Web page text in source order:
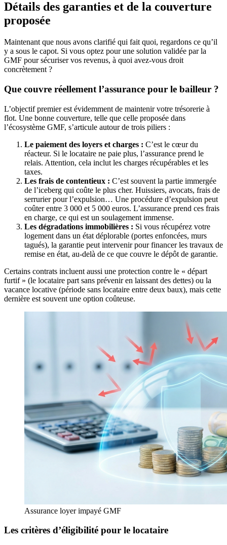
Détails des garanties et de la couverture
proposée
Maintenant que nous avons clarifié qui fait quoi, regardons ce qu’il
y a sous le capot. Si vous optez pour une solution validée par la
GMF pour sécuriser vos revenus, à quoi avez-vous droit
concrètement ?
Que couvre réellement l’assurance pour le bailleur ?
L’objectif premier est évidemment de maintenir votre trésorerie à
flot. Une bonne couverture, telle que celle proposée dans
l’écosystème GMF, s’articule autour de trois piliers :
Le paiement des loyers et charges : C’est le cœur du
réacteur. Si le locataire ne paie plus, l’assurance prend le
relais. Attention, cela inclut les charges récupérables et les
taxes.
Les frais de contentieux : C’est souvent la partie immergée
de l’iceberg qui coûte le plus cher. Huissiers, avocats, frais de
serrurier pour l’expulsion… Une procédure d’expulsion peut
coûter entre 3 000 et 5 000 euros. L’assurance prend ces frais
en charge, ce qui est un soulagement immense.
Les dégradations immobilières : Si vous récupérez votre
logement dans un état déplorable (portes enfoncées, murs
tagués), la garantie peut intervenir pour financer les travaux de
remise en état, au-delà de ce que couvre le dépôt de garantie.
Certains contrats incluent aussi une protection contre le « départ
furtif » (le locataire part sans prévenir en laissant des dettes) ou la
vacance locative (période sans locataire entre deux baux), mais cette
dernière est souvent une option coûteuse.
Assurance loyer impayé GMF
Les critères d’éligibilité pour le locataire